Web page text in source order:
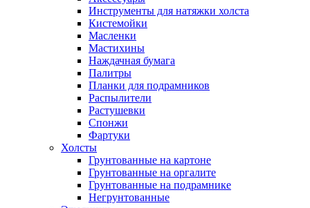
Инструменты для натяжки холста
Кистемойки
Масленки
Мастихины
Наждачная бумага
Палитры
Планки для подрамников
Распылители
Растушевки
Спонжи
Фартуки
Холсты
Грунтованные на картоне
Грунтованные на оргалите
Грунтованные на подрамнике
Негрунтованные